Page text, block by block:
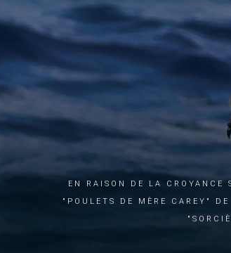
En raison de la
"poulets de Mère Carey"